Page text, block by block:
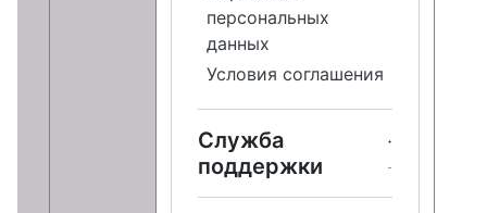
персональных
данных
Условия соглашения
Служба
поддержки